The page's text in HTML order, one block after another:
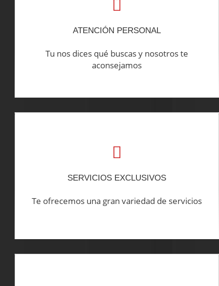
ATENCIÓN PERSONAL
Tu nos dices qué buscas y nosotros te
aconsejamos
SERVICIOS EXCLUSIVOS
Te ofrecemos una gran variedad de servicios